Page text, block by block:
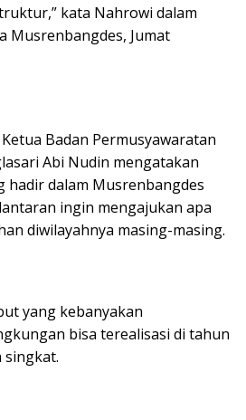
kata Nahrowi dalam
Musrenbangdes, Jumat
Badan Permusyawaratan
Abi Nudin mengatakan
hadir dalam Musrenbangdes
ingin mengajukan apa
diwilayahnya masing-masing.
yang kebanyakan
bisa terealisasi di tahun
singkat.